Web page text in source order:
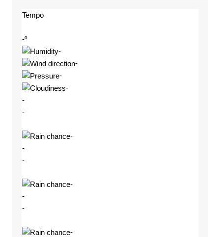
Tempo
-º
-
-
-
-
-
-
-
-
-
-
-
-
-